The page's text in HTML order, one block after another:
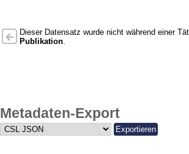
Dieser Datensatz wurde nicht während einer
Publikation
Metadaten-Export